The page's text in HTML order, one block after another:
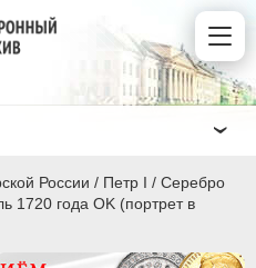
России / Пeтр I / Серебро
1720 года OK (портрет в